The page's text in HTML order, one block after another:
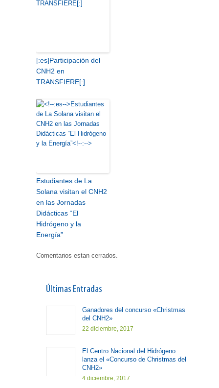
[:es]Participación del
CNH2 en
TRANSFIERE[:]
Estudiantes de La
Solana visitan el CNH2
en las Jornadas
Didácticas “El
Hidrógeno y la
Energía”
Comentarios estan cerrados.
Últimas Entradas
Ganadores del concurso «Christmas
del CNH2»
22 diciembre, 2017
El Centro Nacional del Hidrógeno
lanza el «Concurso de Christmas del
CNH2»
4 diciembre, 2017